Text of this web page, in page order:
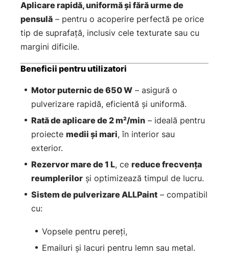
Aplicare rapidă, uniformă și fără urme de
pensulă – pentru o acoperire perfectă pe orice
tip de suprafață, inclusiv cele texturate sau cu
margini dificile.
Beneficii pentru utilizatori
Motor puternic de 650 W – asigură o
pulverizare rapidă, eficientă și uniformă.
Rată de aplicare de 2 m²/min – ideală pentru
proiecte medii și mari, în interior sau
exterior.
Rezervor mare de 1 L, ce reduce frecvența
reumplerilor și optimizează timpul de lucru.
Sistem de pulverizare ALLPaint – compatibil
cu:
Vopsele pentru pereți,
Emailuri și lacuri pentru lemn sau metal.